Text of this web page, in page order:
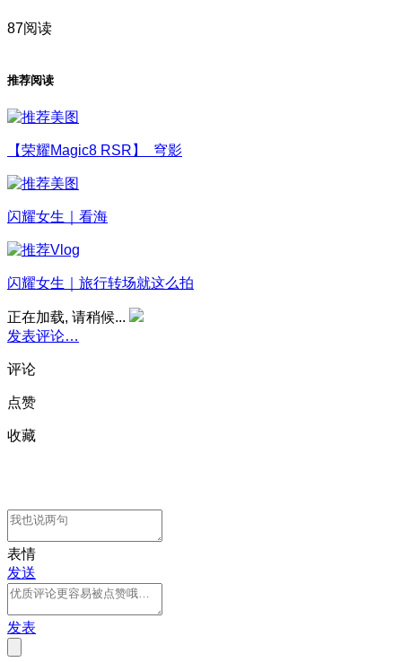
87阅读
推荐阅读
【荣耀Magic8 RSR】 穹影
闪耀女生｜看海
闪耀女生｜旅行转场就这么拍
正在加载, 请稍候...
发表评论…
评论
点赞
收藏
表情
发送
发表